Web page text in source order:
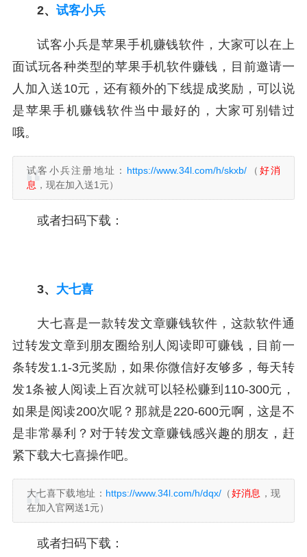
2、 试客小兵
试客小兵是苹果手机赚钱软件，大家可以在上
面试玩各种类型的苹果手机软件赚钱，目前邀请一
人加入送10元，还有额外的下线提成奖励，可以说
是苹果手机赚钱软件当中最好的，大家可别错过
哦。
试客小兵注册地址： https://www.34l.com/h/skxb/ （ 好消
息 ，现在加入送1元）
或者扫码下载：
3、 大七喜
大七喜是一款转发文章赚钱软件，这款软件通
过转发文章到朋友圈给别人阅读即可赚钱，目前一
条转发1.1-3元奖励，如果你微信好友够多，每天转
发1条被人阅读上百次就可以轻松赚到110-300元，
如果是阅读200次呢？那就是220-600元啊，这是不
是非常暴利？对于转发文章赚钱感兴趣的朋友，赶
紧下载大七喜操作吧。
大七喜下载地址： https://www.34l.com/h/dqx/（好消息 ，现
在加入官网送1元）
或者扫码下载：